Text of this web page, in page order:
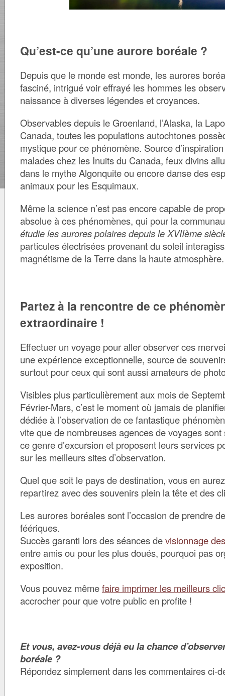
Qu’est-ce qu’une aurore boréale ?
Depuis que le monde est monde, les aurores
fasciné, intrigué voir effrayé les hommes les
naissance à diverses légendes et croyances.
Observables depuis le Groenland, l’Alaska, la
Canada, toutes les populations autochtones
mystique pour ce phénomène. Source
malades chez les Inuits du Canada, feux divins
dans le mythe Algonquite ou encore danse des
animaux pour les Esquimaux.
Même la science n’est pas encore capable de
absolue à ces phénomènes, qui pour la
étudie les aurores polaires depuis le XVIIème
particules électrisées provenant du soleil
magnétisme de la Terre dans la haute atmosphère.
Partez à la rencontre de ce
extraordinaire !
Effectuer un voyage pour aller observer ces
une expérience exceptionnelle, source de
surtout pour ceux qui sont aussi amateurs de
Visibles plus particulièrement aux mois de
Février-Mars, c’est le moment où jamais de
dédiée à l’observation de ce fantastique
vite que de nombreuses agences de voyages
ce genre d’excursion et proposent leurs services
sur les meilleurs sites d’observation.
Quel que soit le pays de destination, vous en
repartirez avec des souvenirs plein la tête et des
Les aurores boréales sont l’occasion de prendre
féériques.
Succès garanti lors des séances devisionnage
entre amis ou pour les plus doués, pourquoi pas
exposition.
Vous pouvez mêmefaire imprimer les meilleurs
accrocher pour que votre public en profite !
Et vous, avez-vous déjà eu la chance
boréale ?
Répondez simplement dans les commentaires ci-